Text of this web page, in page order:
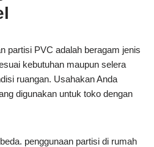
partisi PVC adalah beragam jenis
kebutuhan maupun selera
ruangan. Usahakan Anda
digunakan untuk toko dengan
penggunaan partisi di rumah